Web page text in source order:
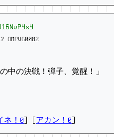
OMPVG0082
中の決戦！弾子、覚醒！」
ネ！0 アカン！0